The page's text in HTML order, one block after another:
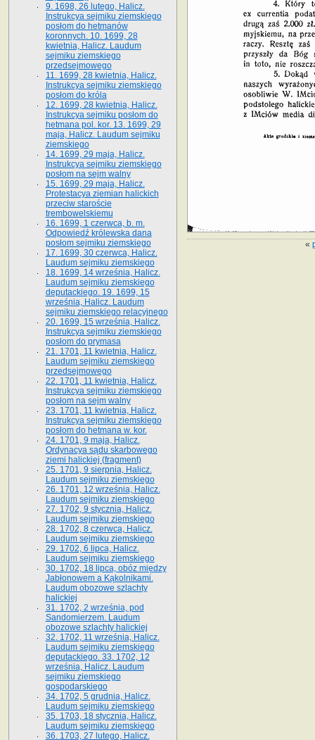
«
9. 1698, 26 lutego, Halicz.
Instrukcya sejmiku ziemskiego
posłom do hetmanów
koronnych. 10. 1699, 28
kwietnia, Halicz. Laudum
sejmiku ziemskiego
przedsejmowego
11. 1699, 28 kwietnia, Halicz.
Instrukcya sejmiku ziemskiego
posłom do króla
12. 1699, 28 kwietnia, Halicz.
Instrukcya sejmiku posłom do
hetmana pol. kor. 13. 1699, 29
maja, Halicz. Laudum sejmiku
ziemskiego
14. 1699, 29 maja, Halicz.
Instrukcya sejmiku ziemskiego
posłom na sejm walny
15. 1699, 29 maja, Halicz.
Protestacya ziemian halickich
przeciw staroście
trembowelskiemu
16. 1699, 1 czerwca, b. m.
Odpowiedź królewska dana
posłom sejmiku ziemskiego
17. 1699, 30 czerwca, Halicz.
Laudum sejmiku ziemskiego
18. 1699, 14 września, Halicz.
Laudum sejmiku ziemskiego
deputackiego. 19. 1699, 15
września, Halicz. Laudum
sejmiku ziemskiego relacyjnego
20. 1699, 15 września, Halicz.
Instrukcya sejmiku ziemskiego
posłom do prymasa
21. 1701, 11 kwietnia, Halicz.
Laudum sejmiku ziemskiego
przedsejmowego
22. 1701, 11 kwietnia, Halicz.
Instrukcya sejmiku ziemskiego
posłom na sejm walny
23. 1701, 11 kwietnia, Halicz.
Instrukcya sejmiku ziemskiego
posłom do hetmana w. kor.
24. 1701, 9 maja, Halicz.
Ordynacya sądu skarbowego
ziemi halickiej (fragment)
25. 1701, 9 sierpnia, Halicz.
Laudum sejmiku ziemskiego
26. 1701, 12 września, Halicz.
Laudum sejmiku ziemskiego
27. 1702, 9 stycznia, Halicz.
Laudum sejmiku ziemskiego
28. 1702, 8 czerwca, Halicz.
Laudum sejmiku ziemskiego
29. 1702, 6 lipca, Halicz.
Laudum sejmiku ziemskiego
30. 1702, 18 lipca, obóz między
Jabłonowem a Kąkolnikami.
Laudum obozowe szlachty
halickiej
31. 1702, 2 września, pod
Sandomierzem. Laudum
obozowe szlachty halickiej
32. 1702, 11 września, Halicz.
Laudum sejmiku ziemskiego
deputackiego. 33. 1702, 12
września, Halicz. Laudum
sejmiku ziemskiego
gospodarskiego
34. 1702, 5 grudnia, Halicz.
Laudum sejmiku ziemskiego
35. 1703, 18 stycznia, Halicz.
Laudum sejmiku ziemskiego
36. 1703, 27 lutego, Halicz.